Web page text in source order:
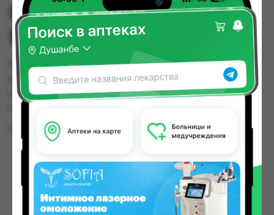
0813 ПЛЕЧЕВОЙ
ИММОБИЛАЙЗЕР
0813 ПЛЕЧЕВОЙ ИММОБИЛАЙЗЕР можно
купить или заказать в аптеках, Дору Фарм №20
по цене от 180.00 TJS в Душанбе и других
Цена: от180.00 TJS